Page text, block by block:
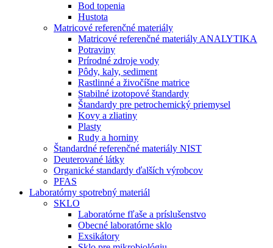
Bod topenia
Hustota
Matricové referenčné materiály
Matricové referenčné materiály ANALYTIKA
Potraviny
Prírodné zdroje vody
Pôdy, kaly, sediment
Rastlinné a živočíšne matrice
Stabilné izotopové štandardy
Štandardy pre petrochemický priemysel
Kovy a zliatiny
Plasty
Rudy a horniny
Štandardné referenčné materiály NIST
Deuterované látky
Organické standardy ďalších výrobcov
PFAS
Laboratórny spotrebný materiál
SKLO
Laboratórne fľaše a príslušenstvo
Obecné laboratórne sklo
Exsikátory